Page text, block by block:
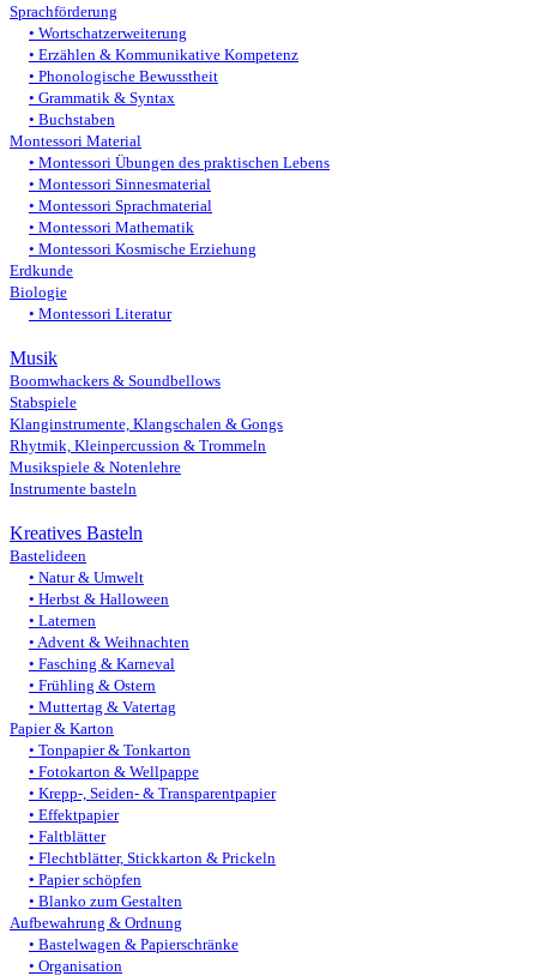
Sprachförderung
Wortschatzerweiterung
Erzählen & Kommunikative Kompetenz
Phonologische Bewusstheit
Grammatik & Syntax
Buchstaben
Montessori Material
Montessori Übungen des praktischen Lebens
Montessori Sinnesmaterial
Montessori Sprachmaterial
Montessori Mathematik
Montessori Kosmische Erziehung
Erdkunde
Biologie
Montessori Literatur
Musik
Boomwhackers & Soundbellows
Stabspiele
Klanginstrumente, Klangschalen & Gongs
Rhytmik, Kleinpercussion & Trommeln
Musikspiele & Notenlehre
Instrumente basteln
Kreatives Basteln
Bastelideen
Natur & Umwelt
Herbst & Halloween
Laternen
Advent & Weihnachten
Fasching & Karneval
Frühling & Ostern
Muttertag & Vatertag
Papier & Karton
Tonpapier & Tonkarton
Fotokarton & Wellpappe
Krepp-, Seiden- & Transparentpapier
Effektpapier
Faltblätter
Flechtblätter, Stickkarton & Prickeln
Papier schöpfen
Blanko zum Gestalten
Aufbewahrung & Ordnung
Bastelwagen & Papierschränke
Organisation